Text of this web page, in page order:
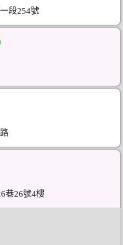
段254號
巷26號4樓